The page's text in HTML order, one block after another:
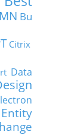
Bu
Citrix
Data
Entity